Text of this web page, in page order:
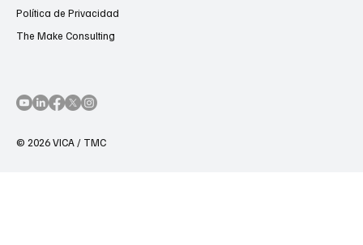
Política de Privacidad
The Make Consulting
© 2026 VICA / TMC